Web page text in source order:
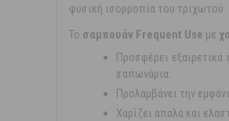
φυσική ισορροπία του τριχωτού.
Το σαμπουάν Frequent Use με
Προσφέρει
σαπωνάρια.
Προλαμβάνει την
Χαρίζει απαλά και